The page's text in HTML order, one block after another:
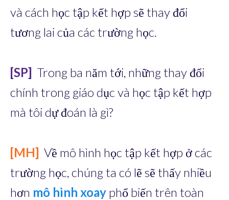
và cách học tập kết hợp sẽ thay đổi
tương lai của các trường học.
[SP] Trong ba năm tới, những thay đổi
chính trong giáo dục và học tập kết hợp
mà tôi dự đoán là gì?
[MH] Về mô hình học tập kết hợp ở các
trường học, chúng ta có lẽ sẽ thấy nhiều
hơn mô hình xoay phổ biến trên toàn